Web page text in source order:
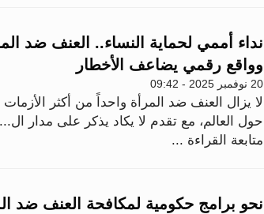
نداء أممي لحماية النساء.. العنف ضد
وواقع رقمي يضاعف الأخطار
20 نوفمبر 2025 - 09:42
لا يزال العنف ضد المرأة واحداً من أكثر الأزمات
حول العالم، مع تقدم لا يكاد يذكر على مدار ال...
متابعة القراءة ...
نحو برامج حكومية لمكافحة العنف ضد